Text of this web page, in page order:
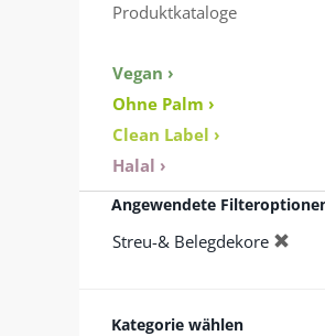
Produktkataloge
Vegan ›
Ohne Palm ›
Clean Label ›
Halal ›
Angewendete
Streu-& Belegdekore
Kategorie wählen